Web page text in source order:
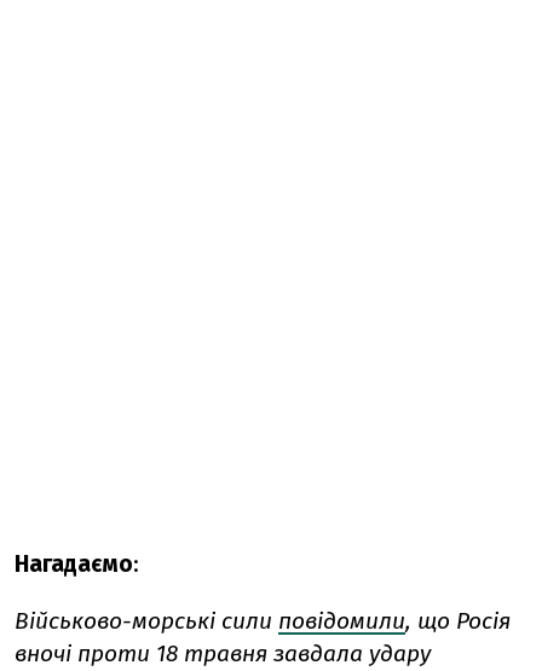
Нагадаємо:
Військово-морські сили повідомили, що Росія
вночі проти 18 травня завдала удару